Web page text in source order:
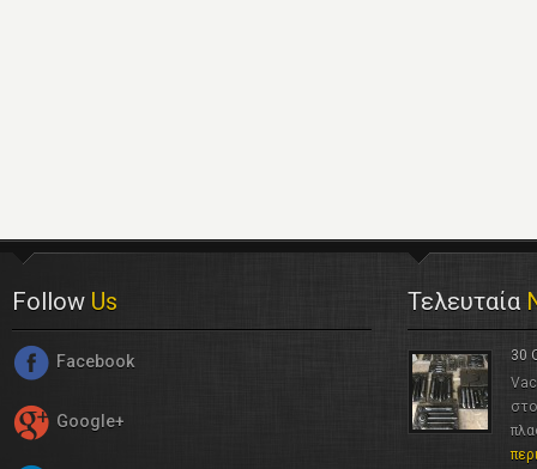
Follow Us
Facebook
Google+
Τελευταία
30